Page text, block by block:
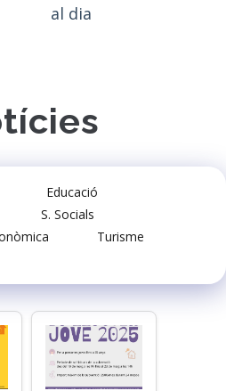
al dia
Educació
S. Socials
Turisme